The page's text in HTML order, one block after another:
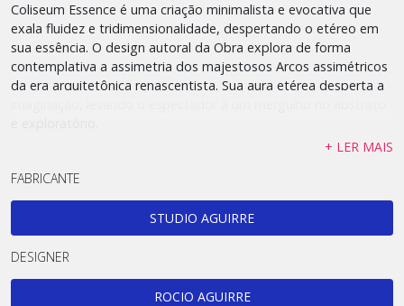
Coliseum Essence é uma criação minimalista e evocativa que
exala fluidez e tridimensionalidade, despertando o etéreo em
sua essência. O design autoral da Obra explora de forma
contemplativa a assimetria dos majestosos Arcos assimétricos
da era arquitetônica renascentista. Sua aura etérea desperta a
+ LER MAIS
FABRICANTE
STUDIO AGUIRRE
DESIGNER
ROCIO AGUIRRE